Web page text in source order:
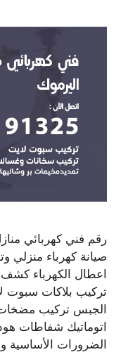
رقم فني كهربائي
اعطال الكهرباء
تركيب بلاكات سبوت
الجبس تركيب مضخات
اتوماتيك شفاطات
الضرورات الأساسية